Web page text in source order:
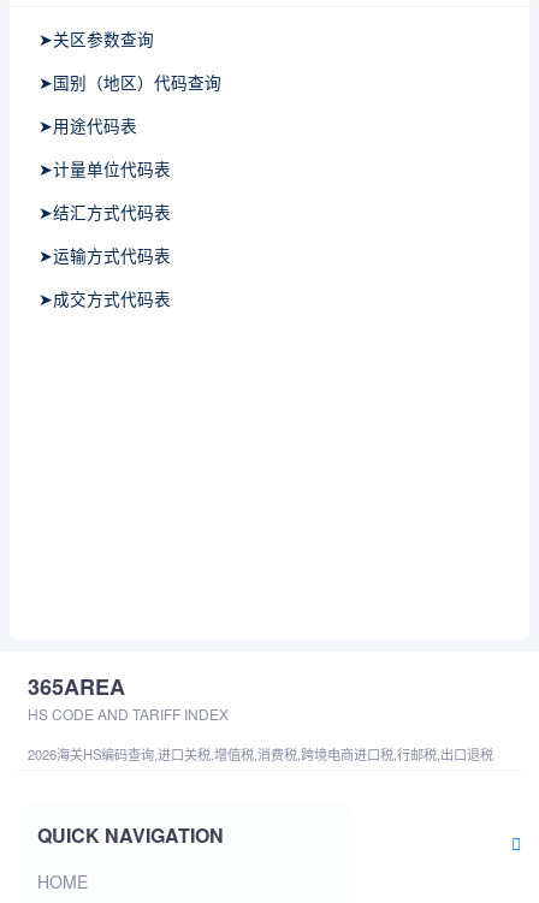
➤关区参数查询
➤国别（地区）代码查询
➤用途代码表
➤计量单位代码表
➤结汇方式代码表
➤运输方式代码表
➤成交方式代码表
365AREA
HS CODE AND TARIFF INDEX
2026海关HS编码查询,进口关税,增值税,消费税,跨境电商进口税,行邮税,出口退税
QUICK NAVIGATION
HOME